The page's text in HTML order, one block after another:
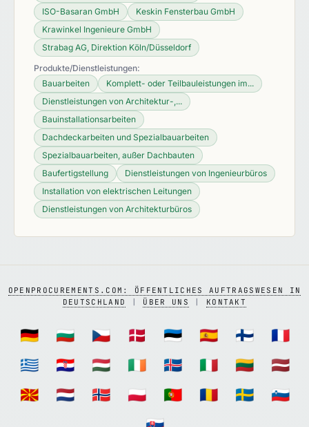
ISO-Basaran GmbH
Keskin Fensterbau GmbH
Krawinkel Ingenieure GmbH
Strabag AG, Direktion Köln/Düsseldorf
Produkte/Dienstleistungen:
Bauarbeiten
Komplett- oder Teilbauleistungen im...
Dienstleistungen von Architektur-,...
Bauinstallationsarbeiten
Dachdeckarbeiten und Spezialbauarbeiten
Spezialbauarbeiten, außer Dachbauten
Baufertigstellung
Dienstleistungen von Ingenieurbüros
Installation von elektrischen Leitungen
Dienstleistungen von Architekturbüros
OPENPROCUREMENTS.COM: ÖFFENTLICHES AUFTRAGSWESEN IN
DEUTSCHLAND
ÜBER UNS KONTAKT
🇩🇪 🇧🇬 🇨🇿 🇩🇰 🇪🇪 🇪🇸 🇫🇮
🇫🇷
🇬🇷
🇭🇷 🇭🇺 🇮🇪 🇮🇸 🇮🇹 🇱🇹
🇱🇻
🇲🇰
🇳🇱 🇳🇴 🇵🇱 🇵🇹 🇷🇴 🇸🇪
🇸🇮